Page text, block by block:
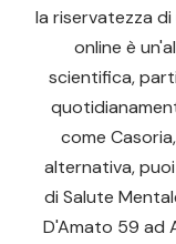
la riservatezza
online è
scientifica,
come
alternativa,
di Salute
D'Amato 59 ad